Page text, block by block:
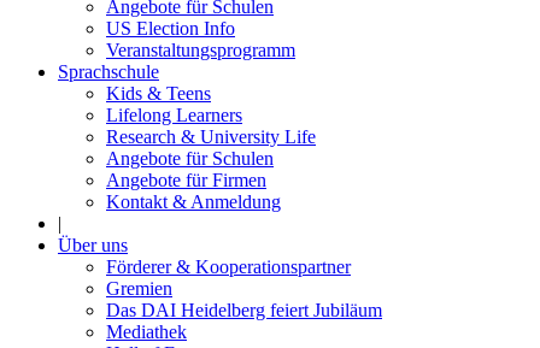
Angebote für Schulen
US Election Info
Veranstaltungsprogramm
Sprachschule
Kids & Teens
Lifelong Learners
Research & University Life
Angebote für Schulen
Angebote für Firmen
Kontakt & Anmeldung
|
Über uns
Förderer & Kooperationspartner
Gremien
Das DAI Heidelberg feiert Jubiläum
Mediathek